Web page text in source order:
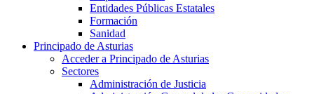
Entidades Públicas Estatales
Formación
Sanidad
Principado de Asturias
Acceder a Principado de Asturias
Sectores
Administración de Justicia